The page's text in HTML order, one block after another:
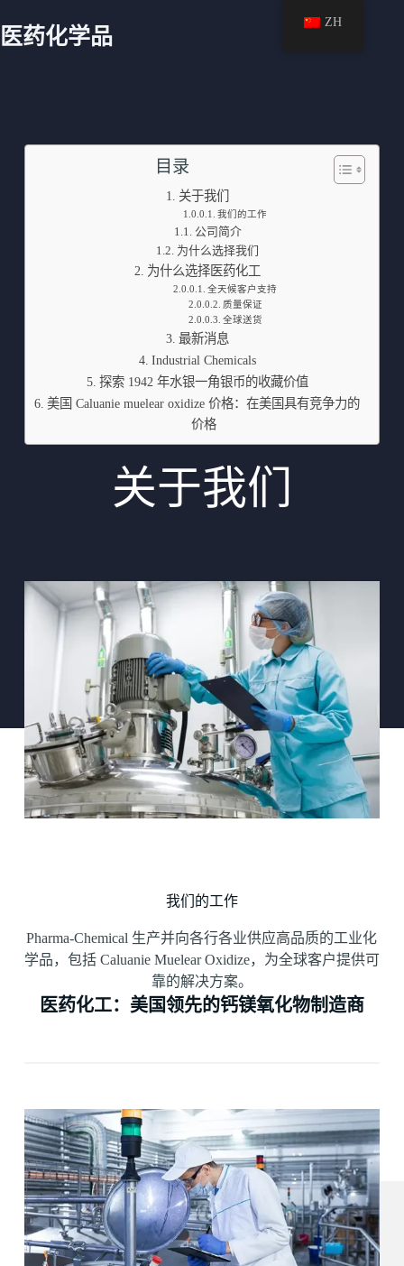
医药化学品
目录
关于我们
我们的工作
公司简介
为什么选择我们
为什么选择医药化工
全天候客户支持
质量保证
全球送货
最新消息
Industrial Chemicals
探索 1942 年水银一角银币的收藏价值
美国 Caluanie muelear oxidize 价格：在美国具有竞争力的
价格
关于我们
我们的工作
Pharma-Chemical 生产并向各行各业供应高品质的工业化
学品，包括 Caluanie Muelear Oxidize，为全球客户提供可
靠的解决方案。
医药化工：美国领先的钙镁氧化物制造商
ZH